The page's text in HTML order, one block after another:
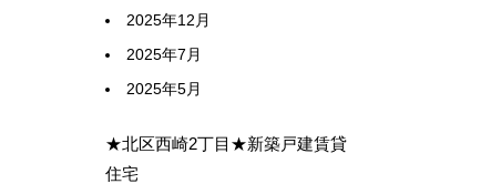
2025年12月
2025年7月
2025年5月
★北区西崎2丁目★新築戸建賃貸
住宅